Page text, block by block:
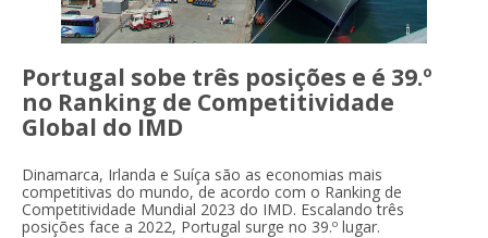
Portugal sobe três posições e é 39.º
no Ranking de Competitividade
Global do IMD
Dinamarca, Irlanda e Suíça são as economias mais
competitivas do mundo, de acordo com o Ranking de
Competitividade Mundial 2023 do IMD. Escalando três
posições face a 2022, Portugal surge no 39.º lugar.